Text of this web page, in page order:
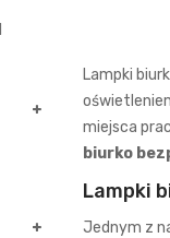
Lampki
miejsca
biurko
Lampki
Jednym z